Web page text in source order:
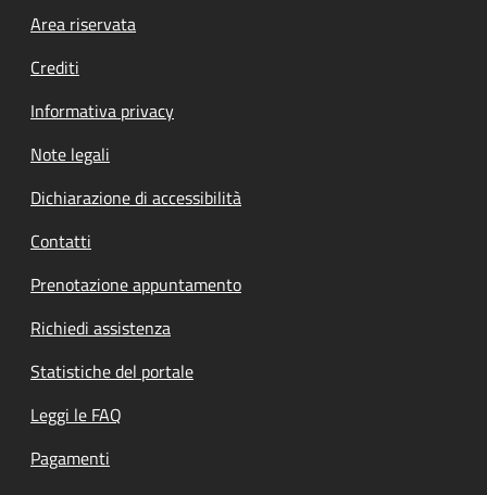
Footer menu
Area riservata
Crediti
Informativa privacy
Note legali
Dichiarazione di accessibilità
Contatti
Prenotazione appuntamento
Richiedi assistenza
Statistiche del portale
Leggi le FAQ
Pagamenti